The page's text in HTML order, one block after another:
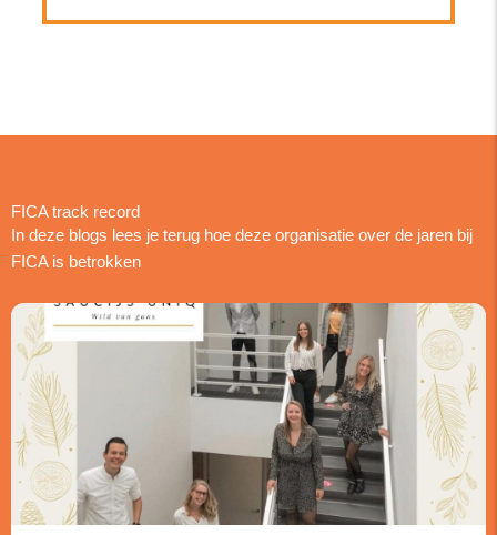
FICA track record
In deze blogs lees je terug hoe deze organisatie over de jaren bij
FICA is betrokken